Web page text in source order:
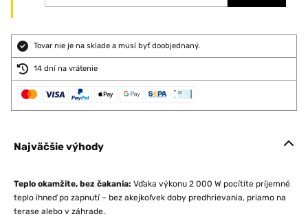
Tovar nie je na sklade a musí byť doobjednaný.
14 dní na vrátenie
Najväčšie výhody
Teplo okamžite, bez čakania: Vďaka výkonu 2 000 W pocítite príjemné
teplo ihneď po zapnutí – bez akejkoľvek doby predhrievania, priamo na
terase alebo v záhrade.